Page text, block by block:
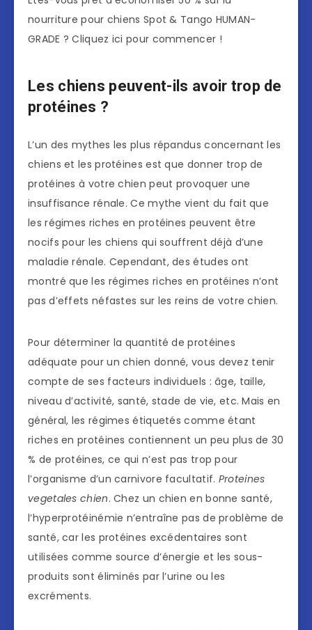
nourriture pour chiens Spot & Tango HUMAN-
GRADE ? Cliquez ici pour commencer !
Les chiens peuvent-ils avoir trop de
protéines ?
L’un des mythes les plus répandus concernant les
chiens et les protéines est que donner trop de
protéines à votre chien peut provoquer une
insuffisance rénale. Ce mythe vient du fait que
les régimes riches en protéines peuvent être
nocifs pour les chiens qui souffrent déjà d’une
maladie rénale. Cependant, des études ont
montré que les régimes riches en protéines n’ont
pas d’effets néfastes sur les reins de votre chien.
Pour déterminer la quantité de protéines
adéquate pour un chien donné, vous devez tenir
compte de ses facteurs individuels : âge, taille,
niveau d’activité, santé, stade de vie, etc. Mais en
général, les régimes étiquetés comme étant
riches en protéines contiennent un peu plus de 30
% de protéines, ce qui n’est pas trop pour
l’organisme d’un carnivore facultatif. Proteines
vegetales chien. Chez un chien en bonne santé,
l’hyperprotéinémie n’entraîne pas de problème de
santé, car les protéines excédentaires sont
utilisées comme source d’énergie et les sous-
produits sont éliminés par l’urine ou les
excréments.